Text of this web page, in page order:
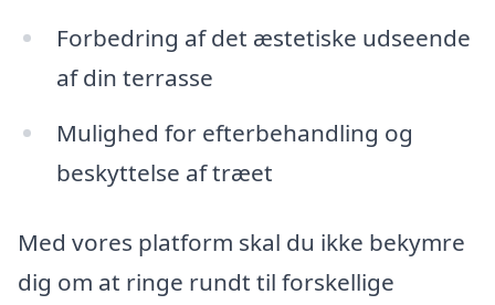
Forbedring af det æstetiske udseende
af din terrasse
Mulighed for efterbehandling og
beskyttelse af træet
Med vores platform skal du ikke bekymre
dig om at ringe rundt til forskellige